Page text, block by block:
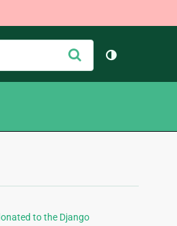
交
切换主题（
to the Django